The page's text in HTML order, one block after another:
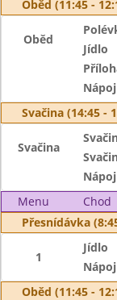
Oběd (11:45 -
Oběd
Jídlo
Nápoj
Svačina (14:45 -
Svačina
Nápoj
Menu
Chod
Přesnídávka
1
Jídlo
Nápoj
Oběd (11:45 -